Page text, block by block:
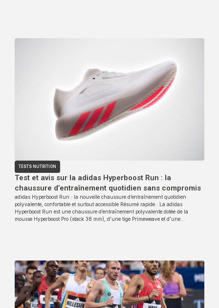
TESTS NUTRITION
Test et avis sur la adidas Hyperboost Run : la
chaussure d’entraînement quotidien sans compromis
adidas Hyperboost Run : la nouvelle chaussure d’entraînement quotidien
polyvalente, confortable et surtout accessible Résumé rapide : La adidas
Hyperboost Run est une chaussure d’entraînement polyvalente dotée de la
mousse Hyperboost Pro (stack 38 mm), d’une tige Primeweave et d’une…